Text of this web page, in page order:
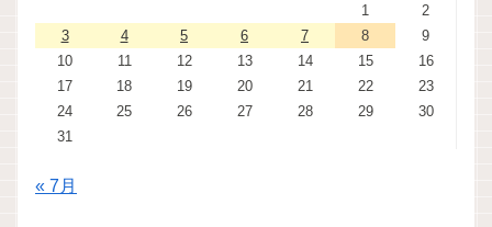
1
2
3
4 5 6 7 8
9
10
11 12 13 14 15
16
17
18 19 20 21 22
23
24
25 26 27 28 29
30
31
« 7月